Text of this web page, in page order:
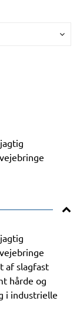
af slagfast
hårde og
i industrielle